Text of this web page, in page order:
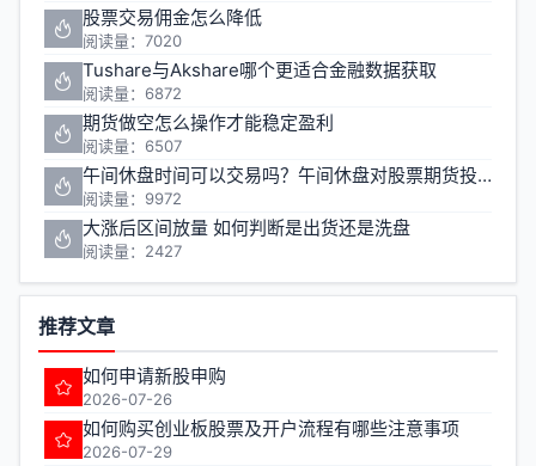
股票交易佣金怎么降低
阅读量：7020
Tushare与Akshare哪个更适合金融数据获取
阅读量：6872
期货做空怎么操作才能稳定盈利
阅读量：6507
午间休盘时间可以交易吗？午间休盘对股票期货投资有什么影响
阅读量：9972
大涨后区间放量 如何判断是出货还是洗盘
阅读量：2427
推荐文章
如何申请新股申购
2026-07-26
如何购买创业板股票及开户流程有哪些注意事项
2026-07-29